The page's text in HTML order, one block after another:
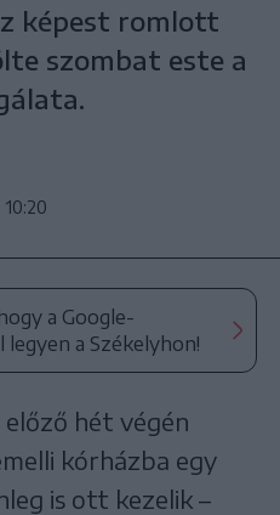
képest romlott
szombat este a
a Google-
a Székelyhon!
előző hét végén
kórházba egy
is ott kezelik –